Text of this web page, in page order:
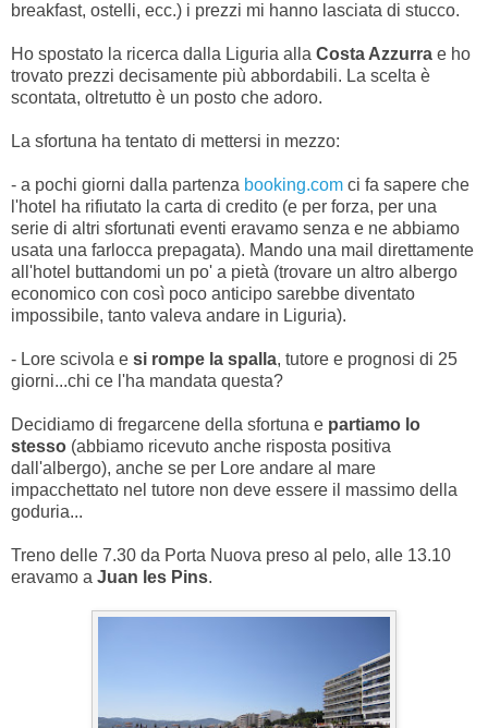
breakfast, ostelli, ecc.) i prezzi mi hanno lasciata di stucco.
Ho spostato la ricerca dalla Liguria alla Costa Azzurra e ho
trovato prezzi decisamente più abbordabili. La scelta è
scontata, oltretutto è un posto che adoro.
La sfortuna ha tentato di mettersi in mezzo:
- a pochi giorni dalla partenza booking.com ci fa sapere che
l'hotel ha rifiutato la carta di credito (e per forza, per una
serie di altri sfortunati eventi eravamo senza e ne abbiamo
usata una farlocca prepagata). Mando una mail direttamente
all'hotel buttandomi un po' a pietà (trovare un altro albergo
economico con così poco anticipo sarebbe diventato
impossibile, tanto valeva andare in Liguria).
- Lore scivola e si rompe la spalla, tutore e prognosi di 25
giorni...chi ce l'ha mandata questa?
Decidiamo di fregarcene della sfortuna e partiamo lo
stesso (abbiamo ricevuto anche risposta positiva
dall'albergo), anche se per Lore andare al mare
impacchettato nel tutore non deve essere il massimo della
goduria...
Treno delle 7.30 da Porta Nuova preso al pelo, alle 13.10
eravamo a Juan les Pins.